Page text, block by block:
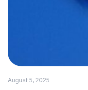
August 5, 2025